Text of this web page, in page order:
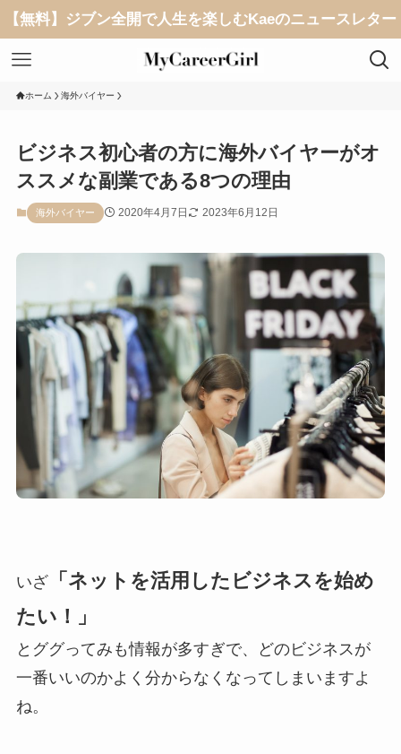
【無料】ジブン全開で人生を楽しむKaeのニュースレター
ホーム 海外バイヤー
ビジネス初心者の方に海外バイヤーがオ
ススメな副業である8つの理由
海外バイヤー 2020年4月7日 2023年6月12日
いざ「ネットを活用したビジネスを始め
たい！」
とググってみも情報が多すぎで、どのビジネスが
一番いいのかよく分からなくなってしまいますよ
ね。